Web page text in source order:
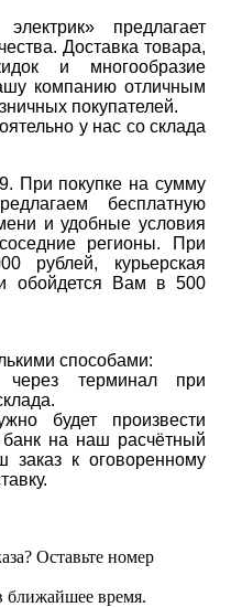
предлагает
Доставка товара,
и многообразие
компанию отличным
покупателей.
у нас со склада
При покупке на сумму
бесплатную
и удобные условия
регионы. При
рублей, курьерская
обойдется Вам в 500
способами:
терминал при
будет произвести
на наш расчётный
к оговоренному
Оставьте номер
ближайшее время.